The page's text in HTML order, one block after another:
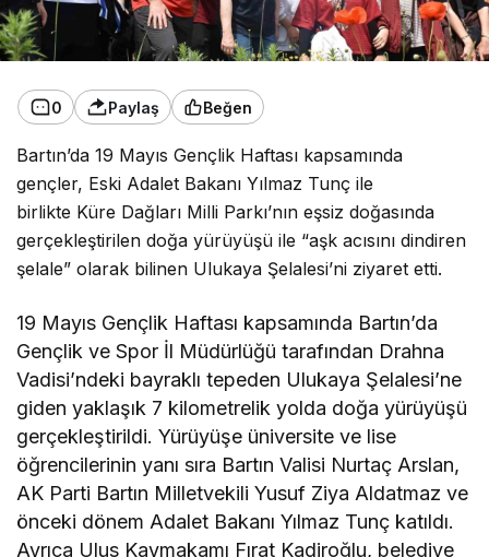
0 Paylaş Beğen
Bartın’da 19 Mayıs Gençlik Haftası kapsamında
gençler, Eski Adalet Bakanı Yılmaz Tunç ile
birlikte Küre Dağları Milli Parkı’nın eşsiz doğasında
gerçekleştirilen doğa yürüyüşü ile “aşk acısını dindiren
şelale” olarak bilinen Ulukaya Şelalesi’ni ziyaret etti.
19 Mayıs Gençlik Haftası kapsamında Bartın’da
Gençlik ve Spor İl Müdürlüğü tarafından Drahna
Vadisi’ndeki bayraklı tepeden Ulukaya Şelalesi’ne
giden yaklaşık 7 kilometrelik yolda doğa yürüyüşü
gerçekleştirildi. Yürüyüşe üniversite ve lise
öğrencilerinin yanı sıra Bartın Valisi Nurtaç Arslan,
AK Parti Bartın Milletvekili Yusuf Ziya Aldatmaz ve
önceki dönem Adalet Bakanı Yılmaz Tunç katıldı.
Ayrıca Ulus Kaymakamı Fırat Kadiroğlu, belediye